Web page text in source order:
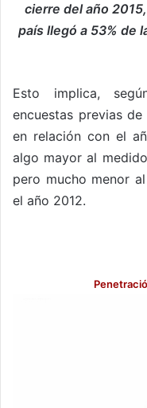
cierre del año
país llegó a 53% de
Esto implica,
encuestas previas
en relación con el
algo mayor al
pero mucho menor
el año 2012.